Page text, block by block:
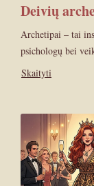
Deivių
Archetipai – tai
psichologų bei
Skaityti